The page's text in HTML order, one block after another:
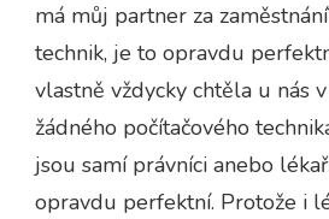
má můj partner za
technik, je to opravdu
vlastně vždycky chtěla u nás
žádného počítačového
jsou samí právníci anebo
opravdu perfektní. Protože i